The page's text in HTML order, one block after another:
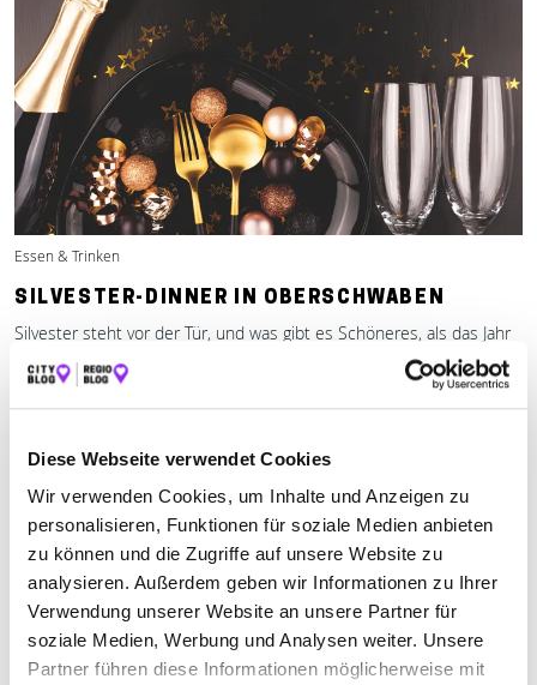
Diese Webseite verwendet Cookies
Wir verwenden Cookies, um Inhalte und Anzeigen zu
personalisieren, Funktionen für soziale Medien anbieten
zu können und die Zugriffe auf unsere Website zu
analysieren. Außerdem geben wir Informationen zu Ihrer
Verwendung unserer Website an unsere Partner für
soziale Medien, Werbung und Analysen weiter. Unsere
Partner führen diese Informationen möglicherweise mit
Essen & Trinken
SILVESTER-DINNER IN OBERSCHWABEN
Silvester steht vor der Tür, und was gibt es Schöneres, als das Jahr
mit einem erstklassigen Dinner stilvoll ausklingen zu